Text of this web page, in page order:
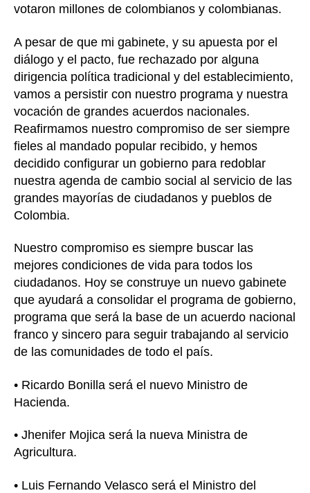
votaron millones de colombianos y colombianas.
A pesar de que mi gabinete, y su apuesta por el
diálogo y el pacto, fue rechazado por alguna
dirigencia política tradicional y del establecimiento,
vamos a persistir con nuestro programa y nuestra
vocación de grandes acuerdos nacionales.
Reafirmamos nuestro compromiso de ser siempre
fieles al mandado popular recibido, y hemos
decidido configurar un gobierno para redoblar
nuestra agenda de cambio social al servicio de las
grandes mayorías de ciudadanos y pueblos de
Colombia.
Nuestro compromiso es siempre buscar las
mejores condiciones de vida para todos los
ciudadanos. Hoy se construye un nuevo gabinete
que ayudará a consolidar el programa de gobierno,
programa que será la base de un acuerdo nacional
franco y sincero para seguir trabajando al servicio
de las comunidades de todo el país.
• Ricardo Bonilla será el nuevo Ministro de
Hacienda.
• Jhenifer Mojica será la nueva Ministra de
Agricultura.
• Luis Fernando Velasco será el Ministro del